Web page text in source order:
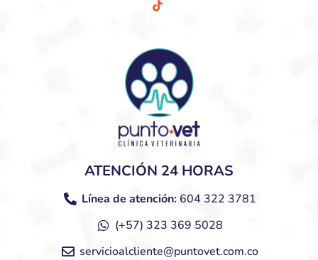
ATENCIÓN 24 HORAS
Línea de atención:604 322 3781
(+57) 323 369 5028
servicioalcliente@puntovet.com.co